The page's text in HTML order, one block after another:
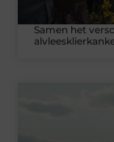
Samen het